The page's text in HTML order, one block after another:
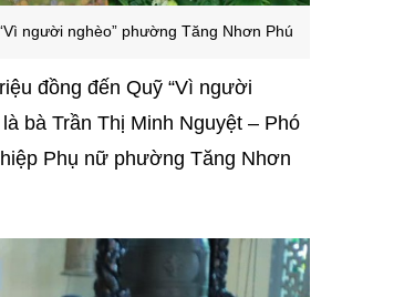
người nghèo” phường Tăng Nhơn Phú
đồng đến Quỹ “Vì người
bà Trần Thị Minh Nguyệt – Phó
Phụ nữ phường Tăng Nhơn